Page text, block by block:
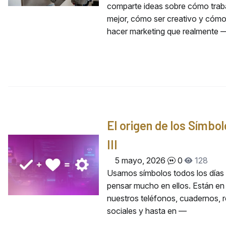
comparte ideas sobre cómo
mejor, cómo ser creativo y cómo
hacer marketing que realmente
El origen de los
III
5 mayo, 2026 0
128
Usamos símbolos todos los días
pensar mucho en ellos. Están en
nuestros teléfonos, cuadernos,
sociales y hasta en —